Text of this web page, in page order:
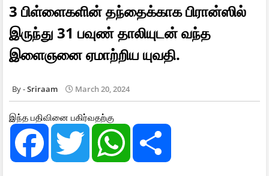
3 பிள்ளைகளின் தந்தைக்காக பிரான்ஸில்
இருந்து 31 பவுண் தாலியுடன் வந்த
இளைஞனை ஏமாற்றிய யுவதி.
Sriraam March 20, 2024
இந்த பதிவினை பகிர்வதற்கு
F
e
T
t
W
t